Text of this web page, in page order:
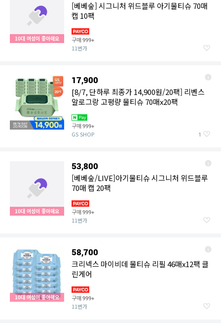
10대 여성이 좋아해요
[베베숲] 시그니처 위드블루 아기물티슈 70매
캡 10팩
구매999+
11번가
17,900
[8/7, 단하루 최종가 14,900원/20팩] 리벤스
알로그랑 고평량 물티슈 70매x20팩
구매999+
GS SHOP 1
10대 여성이 좋아해요
53,800
[베베숲/LIVE]아기물티슈 시그니처 위드블루
70매 캡 20팩
구매999+
11번가
10대 여성이 좋아해요
58,700
크리넥스 마이비데 물티슈 리필 46매x12팩 클
린게어
구매999+
11번가